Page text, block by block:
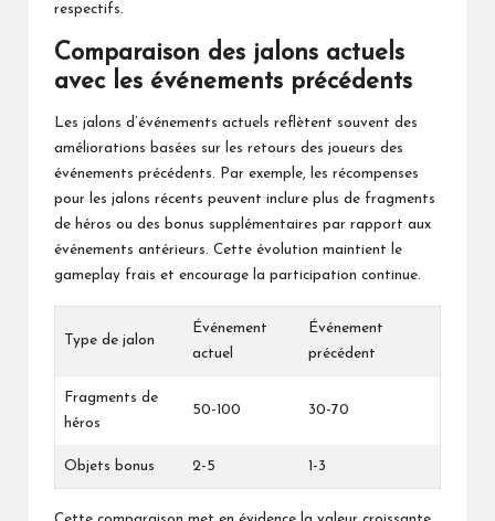
respectifs.
Comparaison des jalons actuels
avec les événements précédents
Les jalons d’événements actuels reflètent souvent des
améliorations basées sur les retours des joueurs des
événements précédents. Par exemple, les récompenses
pour les jalons récents peuvent inclure plus de fragments
de héros ou des bonus supplémentaires par rapport aux
événements antérieurs. Cette évolution maintient le
gameplay frais et encourage la participation continue.
Type de jalon
Événement
actuel
Événement
précédent
Fragments de
héros
50-100 30-70
Objets bonus 2-5 1-3